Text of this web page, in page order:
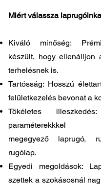
Miért válassza
Kiváló minőség:
készült, hogy ellenálljon
terhelésnek is.
Tartósság: Hosszú
felületkezelés bevonat a
Tökéletes
paraméterekkkel
megegyező laprugó,
rugólap.
Egyedi megoldások:
szettek a szokásosnál